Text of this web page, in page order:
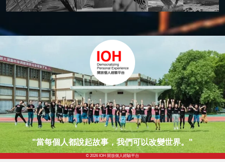
"當每個人都說起故事，我們可以改變世界。"
© 2026 IOH 開放個人經驗平台